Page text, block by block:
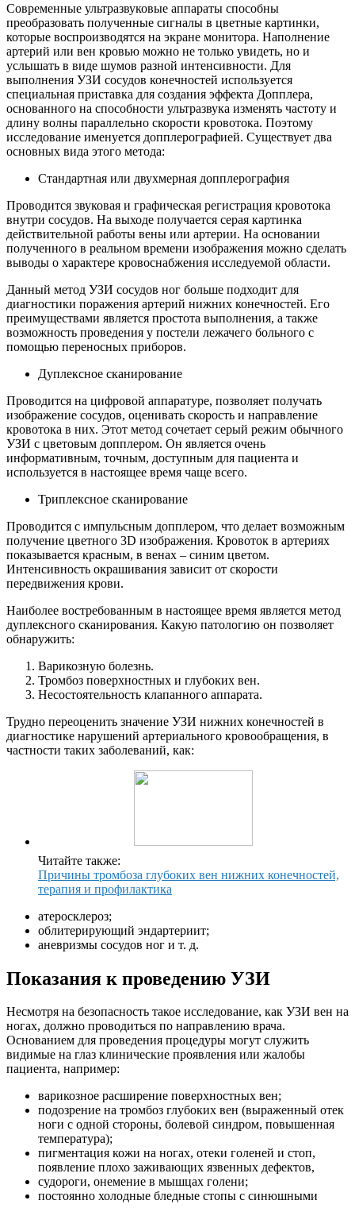
Современные ультразвуковые аппараты способны
преобразовать полученные сигналы в цветные картинки,
которые воспроизводятся на экране монитора. Наполнение
артерий или вен кровью можно не только увидеть, но и
услышать в виде шумов разной интенсивности. Для
выполнения УЗИ сосудов конечностей используется
специальная приставка для создания эффекта Допплера,
основанного на способности ультразвука изменять частоту и
длину волны параллельно скорости кровотока. Поэтому
исследование именуется допплерографией. Существует два
основных вида этого метода:
Стандартная или двухмерная допплерография
Проводится звуковая и графическая регистрация кровотока
внутри сосудов. На выходе получается серая картинка
действительной работы вены или артерии. На основании
полученного в реальном времени изображения можно сделать
выводы о характере кровоснабжения исследуемой области.
Данный метод УЗИ сосудов ног больше подходит для
диагностики поражения артерий нижних конечностей. Его
преимуществами является простота выполнения, а также
возможность проведения у постели лежачего больного с
помощью переносных приборов.
Дуплексное сканирование
Проводится на цифровой аппаратуре, позволяет получать
изображение сосудов, оценивать скорость и направление
кровотока в них. Этот метод сочетает серый режим обычного
УЗИ с цветовым допплером. Он является очень
информативным, точным, доступным для пациента и
используется в настоящее время чаще всего.
Триплексное сканирование
Проводится с импульсным допплером, что делает возможным
получение цветного 3D изображения. Кровоток в артериях
показывается красным, в венах – синим цветом.
Интенсивность окрашивания зависит от скорости
передвижения крови.
Наиболее востребованным в настоящее время является метод
дуплексного сканирования. Какую патологию он позволяет
обнаружить:
Варикозную болезнь.
Тромбоз поверхностных и глубоких вен.
Несостоятельность клапанного аппарата.
Трудно переоценить значение УЗИ нижних конечностей в
диагностике нарушений артериального кровообращения, в
частности таких заболеваний, как:
Читайте также:
Причины тромбоза глубоких вен нижних конечностей,
терапия и профилактика
атеросклероз;
облитерирующий эндартериит;
аневризмы сосудов ног и т. д.
Показания к проведению УЗИ
Несмотря на безопасность такое исследование, как УЗИ вен на
ногах, должно проводиться по направлению врача.
Основанием для проведения процедуры могут служить
видимые на глаз клинические проявления или жалобы
пациента, например:
варикозное расширение поверхностных вен;
подозрение на тромбоз глубоких вен (выраженный отек
ноги с одной стороны, болевой синдром, повышенная
температура);
пигментация кожи на ногах, отеки голеней и стоп,
появление плохо заживающих язвенных дефектов,
судороги, онемение в мышцах голени;
постоянно холодные бледные стопы с синюшными